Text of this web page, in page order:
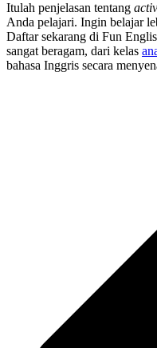
Itulah penjelasan tentang
Anda pelajari. Ingin belajar
Daftar sekarang di Fun
sangat beragam, dari kelas
bahasa Inggris secara